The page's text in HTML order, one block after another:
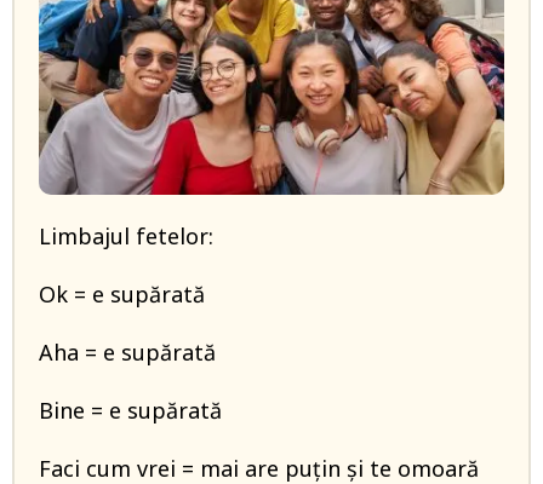
Limbajul fetelor:
Ok = e supărată
Aha = e supărată
Bine = e supărată
Faci cum vrei = mai are puțin și te omoară